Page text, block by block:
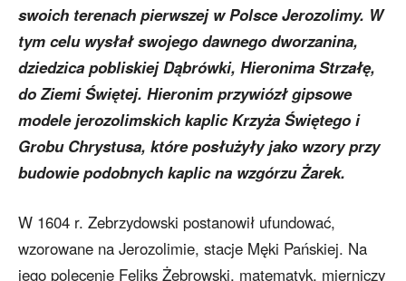
swoich terenach pierwszej w Polsce Jerozolimy. W
tym celu wysłał swojego dawnego dworzanina,
dziedzica pobliskiej Dąbrówki, Hieronima Strzałę,
do Ziemi Świętej. Hieronim przywiózł gipsowe
modele jerozolimskich kaplic Krzyża Świętego i
Grobu Chrystusa, które posłużyły jako wzory przy
budowie podobnych kaplic na wzgórzu Żarek.
W 1604 r. Zebrzydowski postanowił ufundować,
wzorowane na Jerozolimie, stacje Męki Pańskiej. Na
jego polecenie Feliks Żebrowski, matematyk, mierniczy